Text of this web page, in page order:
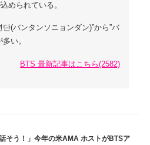
められている。
(バンタンソニョンダン)”から”バ
い。
BTS 最新記事はこちら(2582)
話そう！」今年の米AMA ホストがBTSア